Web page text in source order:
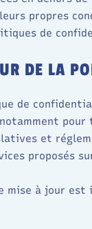
propres
de
DE LA
de
et
proposés
mise à jour est